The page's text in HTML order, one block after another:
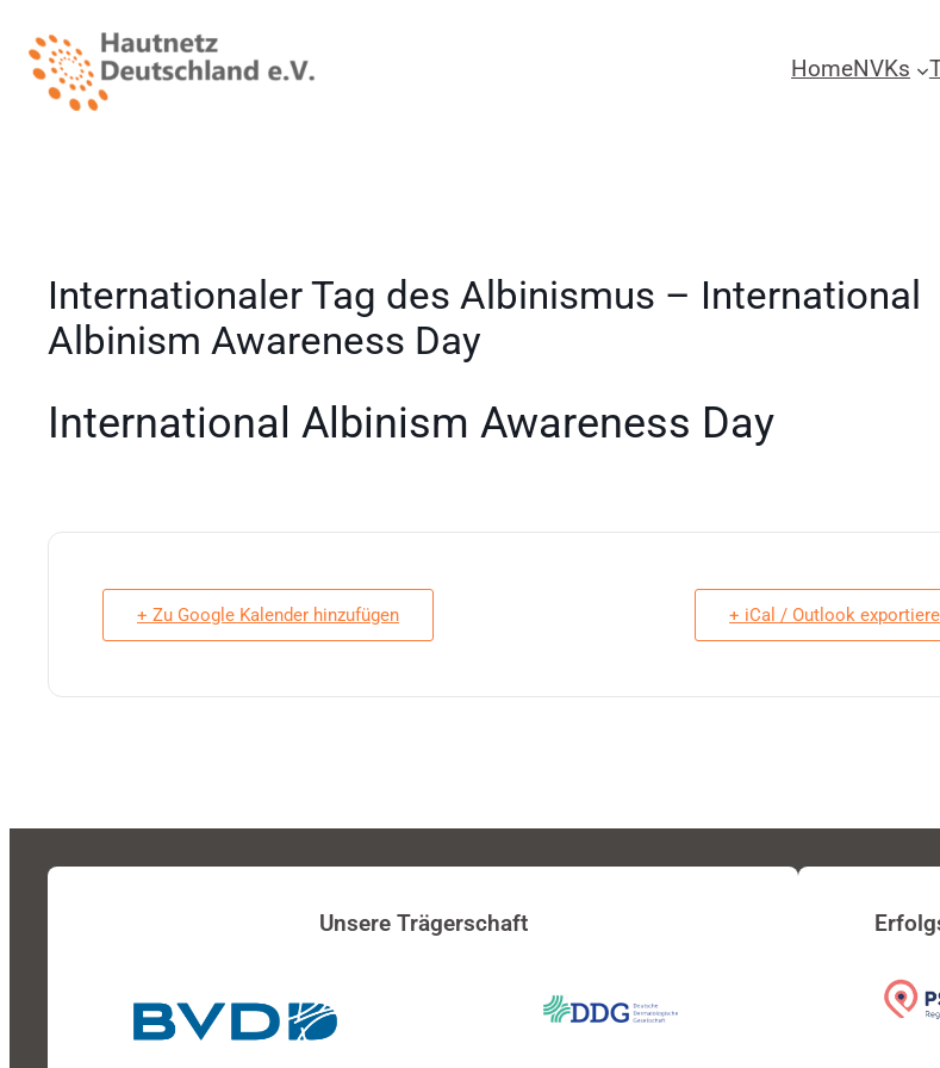
HomeNVKs
Internationaler Tag des Albinismus – International
Albinism Awareness Day
International Albinism Awareness Day
+ Zu Google Kalender hinzufügen + iCal / Outlook
Unsere Trägerschaft